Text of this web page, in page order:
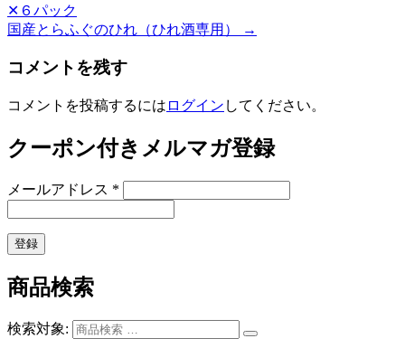
✕６パック
国産とらふぐのひれ（ひれ酒専用）
→
コメントを残す
コメントを投稿するには ログイン してください。
クーポン付きメルマガ登録
メールアドレス *
商品検索
検索対象: